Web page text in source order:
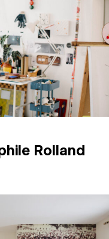
↓
Rolland